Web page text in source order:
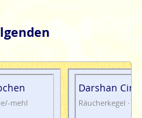
mehl
Darshan
Räucherkegel ·